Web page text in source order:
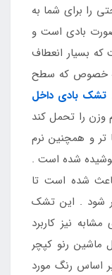
را برای شما به
بادی است و
بسیار انعطاف
به خصوص که سطح
تشک بادی داخل
کیلوگرم وزن را تحمل کند
تر و همچنین نرم
پوشیده شده است .
شده است تا
شود . این تشک
نیز کاربرد
ماشین رنو کپچر
اساس رنگ مورد